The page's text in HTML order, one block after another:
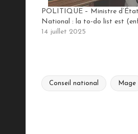
POLITIQUE – Ministre
National : la to-do list est
14 juillet 2025
Tags:
Conseil national Mage